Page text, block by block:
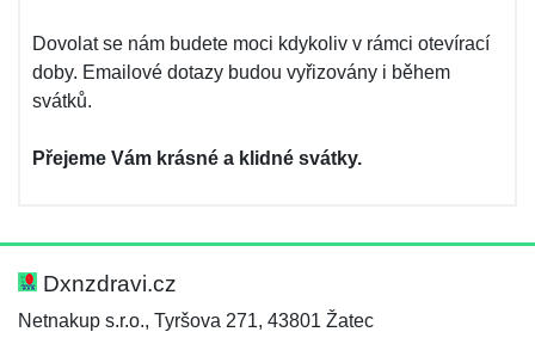
Dovolat se nám budete moci kdykoliv v rámci otevírací
doby. Emailové dotazy budou vyřizovány i během
svátků.
Přejeme Vám krásné a klidné svátky.
Dxnzdravi.cz
Netnakup s.r.o., Tyršova 271, 43801 Žatec